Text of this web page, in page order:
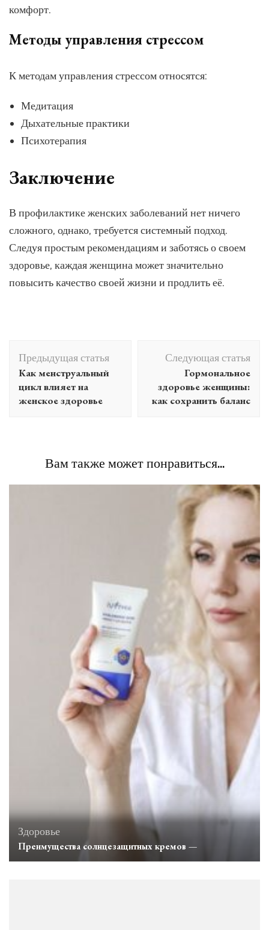
комфорт.
Методы управления стрессом
К методам управления стрессом относятся:
Медитация
Дыхательные практики
Психотерапия
Заключение
В профилактике женских заболеваний нет ничего
сложного, однако, требуется системный подход.
Следуя простым рекомендациям и заботясь о своем
здоровье, каждая женщина может значительно
повысить качество своей жизни и продлить её.
по
записям
Предыдущая статья
Как менструальный
цикл влияет на
женское здоровье
Следующая статья
Гормональное
здоровье женщины:
как сохранить баланс
Вам также может понравиться...
Здоровье
Преимущества солнцезащитных кремов —